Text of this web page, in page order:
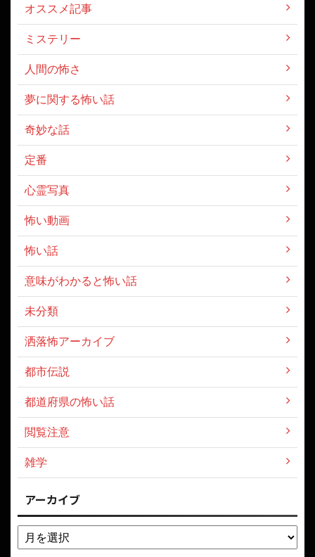
オススメ記事
ミステリー
人間の怖さ
夢に関する怖い話
奇妙な話
定番
心霊写真
怖い動画
怖い話
意味がわかると怖い話
未分類
洒落怖アーカイブ
都市伝説
都道府県の怖い話
閲覧注意
雑学
アーカイブ